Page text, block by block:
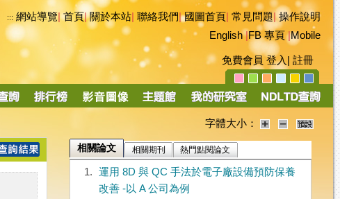
::: 網站導覽|首頁|關於本站 聯絡我們|國圖首頁 常見問題|操作說明
English|FB 專頁|Mobile
免費會員 登入 註冊
字體大小：
相關論文 相關期刊 熱門點閱論文
1.
運用 8D 與 QC 手法於電子廠設備預防保養
改善 -以 A 公司為例